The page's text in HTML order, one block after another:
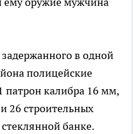
в одной
полицейские
патрон калибра 16 мм,
26 строительных
банке.